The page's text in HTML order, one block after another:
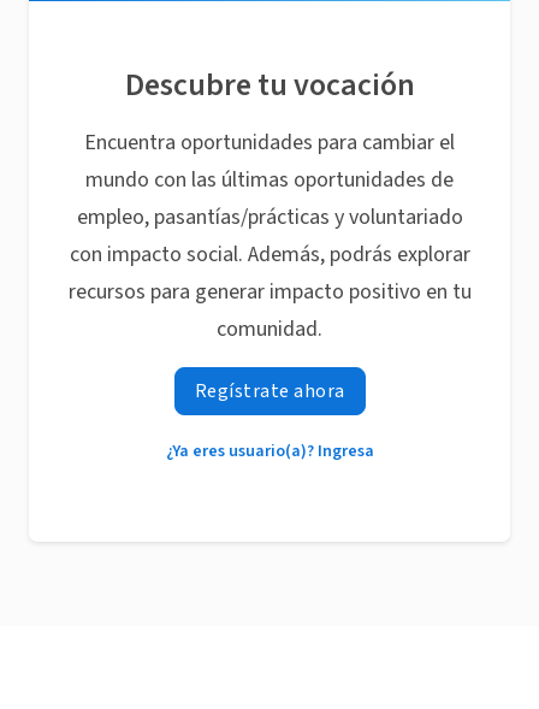
Descubre tu vocación
Encuentra oportunidades para cambiar el
mundo con las últimas oportunidades de
empleo, pasantías/prácticas y voluntariado
con impacto social. Además, podrás explorar
recursos para generar impacto positivo en tu
comunidad.
Regístrate ahora
¿Ya eres usuario(a)? Ingresa